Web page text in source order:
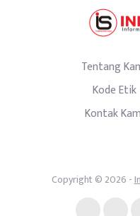
Tentang
Kode Etik
Kontak
Copyright © 2026 -